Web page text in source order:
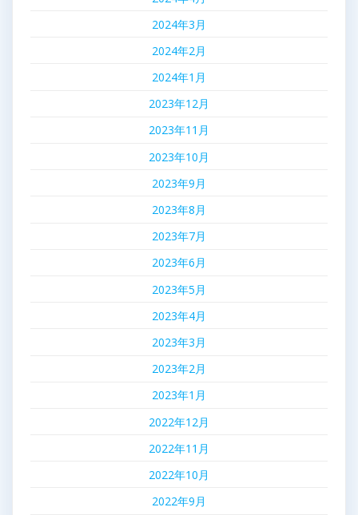
2024年3月
2024年2月
2024年1月
2023年12月
2023年11月
2023年10月
2023年9月
2023年8月
2023年7月
2023年6月
2023年5月
2023年4月
2023年3月
2023年2月
2023年1月
2022年12月
2022年11月
2022年10月
2022年9月